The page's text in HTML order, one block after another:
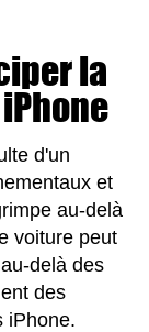
la
d'un
et
au-delà
voiture peut
delà des
des
iPhone.